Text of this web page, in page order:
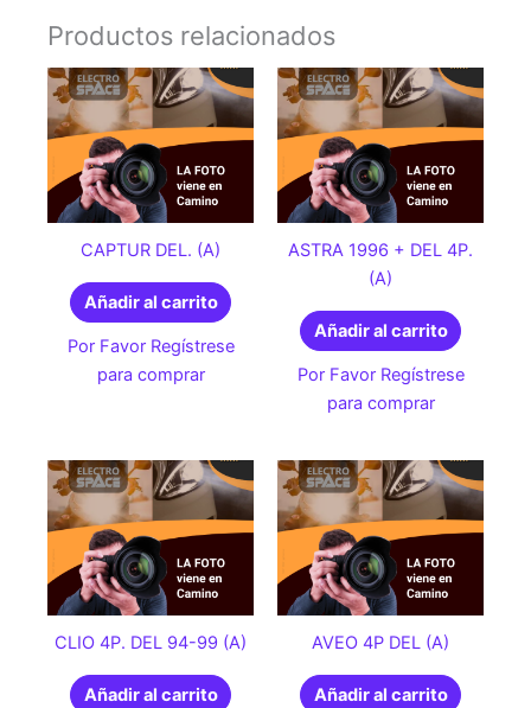
Productos relacionados
CAPTUR DEL. (A)
Añadir al carrito
Por Favor Regístrese
para comprar
ASTRA 1996 + DEL 4P.
(A)
Añadir al carrito
Por Favor Regístrese
para comprar
CLIO 4P. DEL 94-99 (A)
Añadir al carrito
AVEO 4P DEL (A)
Añadir al carrito